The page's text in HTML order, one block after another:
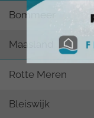
Bommeer
Maasland
Rotte Meren
Bleiswijk